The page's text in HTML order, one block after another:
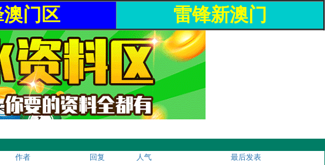
门区 雷锋新澳门
作者 回复 人气 最后发表